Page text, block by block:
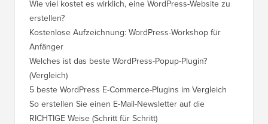
Wie viel kostet es wirklich, eine WordPress-Website zu
erstellen?
Kostenlose Aufzeichnung: WordPress-Workshop für
Anfänger
Welches ist das beste WordPress-Popup-Plugin?
(Vergleich)